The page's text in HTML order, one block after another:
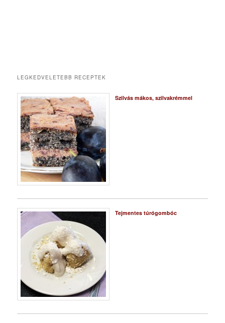
LEGKEDVELETEBB RECEPTEK
Szilvás mákos, szilvakrémmel
Tejmentes túrógombóc